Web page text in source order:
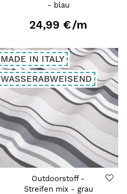
- blau
24,99 €/m
MADE IN ITALY
WASSERABWEISEND
Outdoorstoff -
Streifen mix - grau